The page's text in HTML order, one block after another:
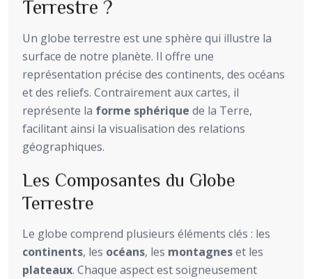
Terrestre ?
Un globe terrestre est une sphère qui illustre la
surface de notre planète. Il offre une
représentation précise des continents, des océans
et des reliefs. Contrairement aux cartes, il
représente la forme sphérique de la Terre,
facilitant ainsi la visualisation des relations
géographiques.
Les Composantes du Globe
Terrestre
Le globe comprend plusieurs éléments clés : les
continents, les océans, les montagneset les
plateaux. Chaque aspect est soigneusement